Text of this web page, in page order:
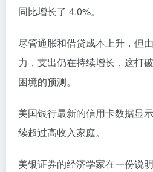
同比增长了 4.0%。
尽管通胀和借贷成本上升，但
力，支出仍在持续增长，这打
困境的预测。
美国银行最新的信用卡数据显
续超过高收入家庭。
美银证券的经济学家在一份说